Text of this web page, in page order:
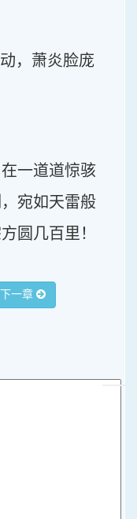
，萧炎脸庞
一道道惊骇
宛如天雷般
圆几百里！
下一章